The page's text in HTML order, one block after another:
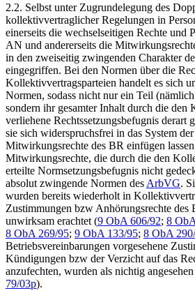
2.2. Selbst unter Zugrundelegung des
kollektivvertraglicher Regelungen in
einerseits die wechselseitigen Rechte und
AN und andererseits die
in den zweiseitig zwingenden Charakter
eingegriffen. Bei den Normen über die
Kollektivvertragsparteien handelt es sich
Normen, sodass nicht nur ein Teil
sondern ihr gesamter Inhalt durch die den
verliehene Rechtssetzungsbefugnis derart
sie sich widerspruchsfrei in das System
Mitwirkungsrechte des BR einfügen
Mitwirkungsrechte, die durch die den
erteilte Normsetzungsbefugnis nicht
absolut zwingende Normen des ArbVG.
wurden bereits wiederholt in
Zustimmungen bzw Anhörungsrechte
unwirksam erachtet (9 ObA 606/92; 8
8 ObA 269/95; 9 ObA 133/95; 8 ObA
Betriebsvereinbarungen vorgesehene
Kündigungen bzw der Verzicht auf das
anzufechten, wurden als nichtig
79/03p).